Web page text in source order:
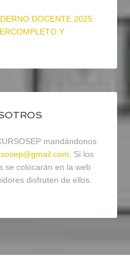
DOCENTE 2025
Y
mandándonos
. Si los
se colocarán en la web
disfruten de ellos.